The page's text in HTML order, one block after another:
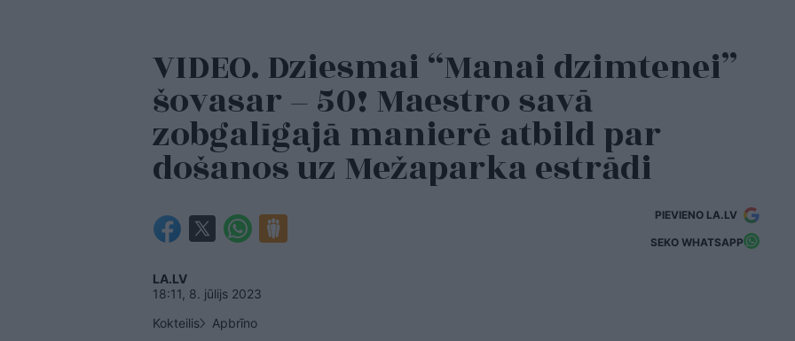
VIDEO. Dziesmai “Manai dzimtenei”
šovasar – 50! Maestro savā
zobgalīgajā manierē atbild par
došanos uz Mežaparka estrādi
PIEVIENO LA.LV
SEKO WHATSAPP
LA.LV
18:11, 8. jūlijs 2023
Kokteilis
Apbrīno